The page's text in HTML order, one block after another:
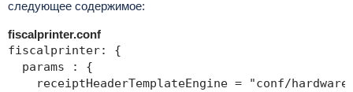
следующее содержимое:
fiscalprinter.conf
fiscalprinter: {
  params : {
receiptHeaderTemplateEngine = "conf/